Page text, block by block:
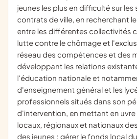
jeunes les plus en difficulté sur les
contrats de ville, en recherchant
entre les différentes collectivités
lutte contre le chômage et
réseau des compétences et des
développant les relations
l'éducation nationale et
d'enseignement général et les
professionnels situés dans son
d'intervention, en mettant en
locaux, régionaux et nationaux
des jeunes ; gérer le fonds local